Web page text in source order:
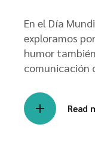
En el Día
exploramos
humor
comunicación
Read